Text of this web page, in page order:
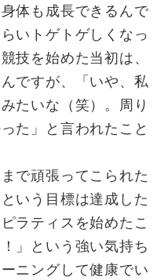
体も成長できるんで
いトゲトゲしくなっ
技を始めた当初は、
ですが、「いや、私
たいな（笑）。周り
た」と言われたこと
で頑張ってこられた
いう目標は達成した
ラティスを始めたこ
」という強い気持ち
ニングして健康でい